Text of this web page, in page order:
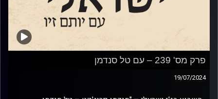
פרק מס' 239 – עם טל סנדמן
19/07/2024